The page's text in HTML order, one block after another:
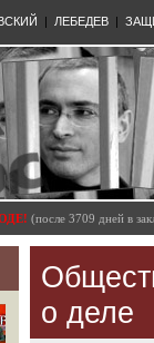
| ЛЕБЕДЕВ |
(после 3709 дней в
о деле